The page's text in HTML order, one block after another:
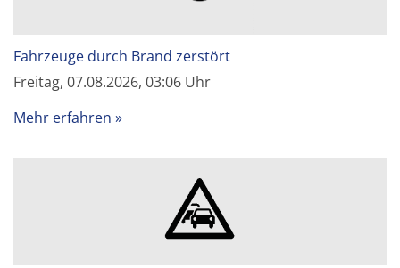
Fahrzeuge durch Brand zerstört
Freitag, 07.08.2026, 03:06 Uhr
Mehr erfahren